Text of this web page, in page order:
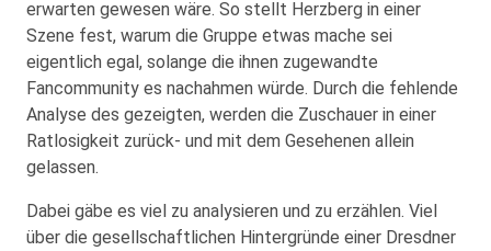
erwarten gewesen wäre. So stellt Herzberg in einer
Szene fest, warum die Gruppe etwas mache sei
eigentlich egal, solange die ihnen zugewandte
Fancommunity es nachahmen würde. Durch die fehlende
Analyse des gezeigten, werden die Zuschauer in einer
Ratlosigkeit zurück- und mit dem Gesehenen allein
gelassen.
Dabei gäbe es viel zu analysieren und zu erzählen. Viel
über die gesellschaftlichen Hintergründe einer Dresdner